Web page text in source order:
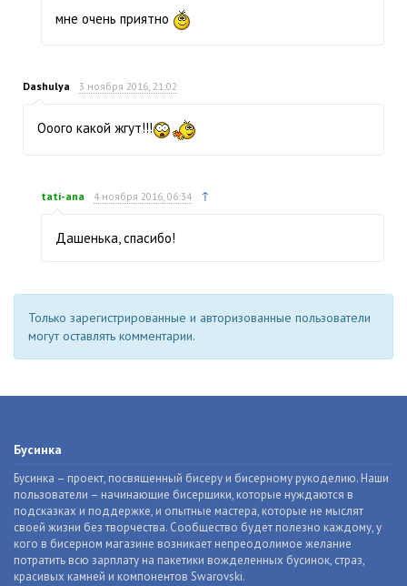
мне очень приятно
Dashulya 3 ноября 2016, 21:02
Ооого какой жгут!!!
tati-ana 4 ноября 2016, 06:34 ↑
Дашенька, спасибо!
Только зарегистрированные и авторизованные пользователи
могут оставлять комментарии.
Бусинка
Бусинка – проект, посвященный бисеру и бисерному рукоделию. Наши
пользователи – начинающие бисерщики, которые нуждаются в
подсказках и поддержке, и опытные мастера, которые не мыслят
своей жизни без творчества. Сообщество будет полезно каждому, у
кого в бисерном магазине возникает непреодолимое желание
потратить всю зарплату на пакетики вожделенных бусинок, страз,
красивых камней и компонентов Swarovski.